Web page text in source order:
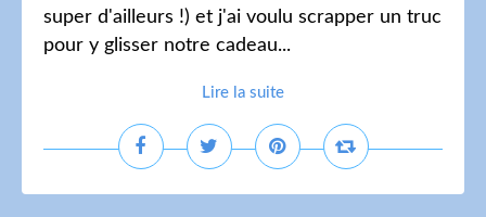
super d'ailleurs !) et j'ai voulu scrapper un truc
pour y glisser notre cadeau...
Lire la suite